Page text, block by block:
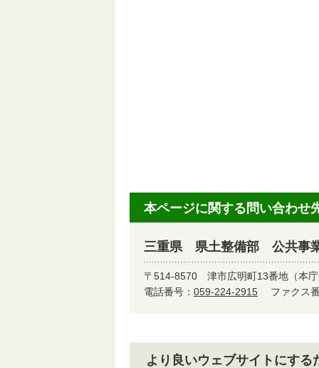
本ページに関する問い合わせ
三重県 県土整備部 公共事
〒514-8570 津市広明町13番地（本
電話番号： 059-224-2915 ファクス
より良いウェブサイトにす